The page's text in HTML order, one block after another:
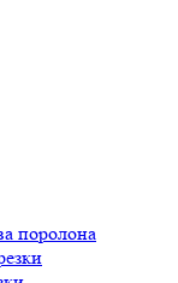
поролона